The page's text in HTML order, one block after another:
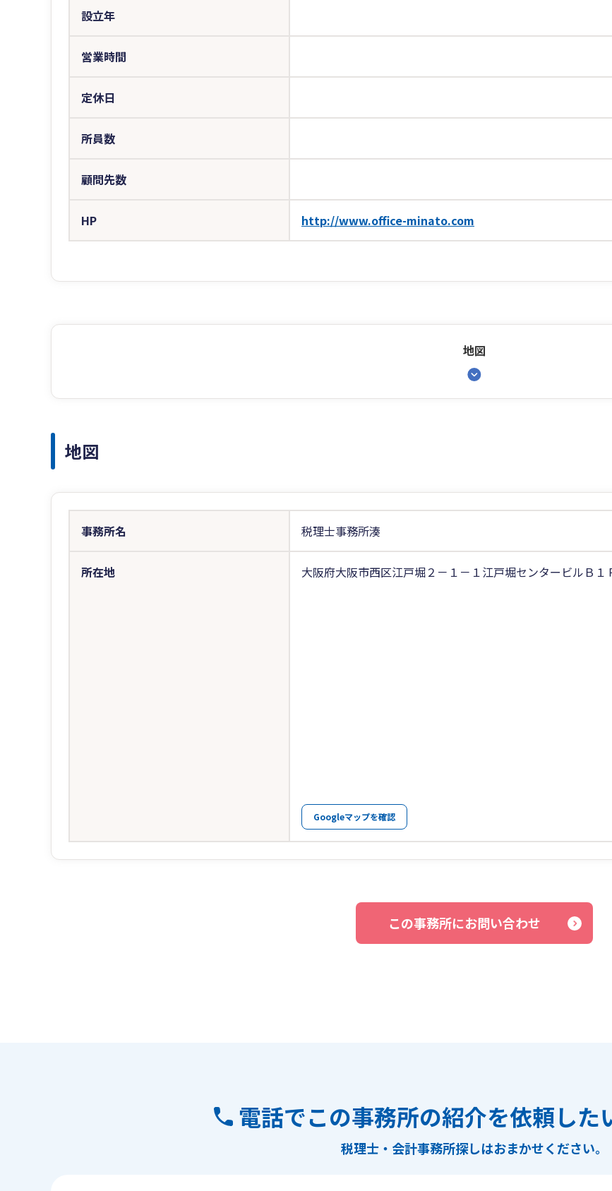
設立年
営業時間
定休日
所員数
顧問先数
HP http://www.office-minato.com
地図
地図
事務所名 税理士事務所湊
所在地 大阪府大阪市西区江戸堀２－１－１江戸堀センタービルＢ１
Googleマップを確認
この事務所にお問い合わせ
電話でこの事務所の紹介を依頼した
税理士・会計事務所探しはおまかせください。